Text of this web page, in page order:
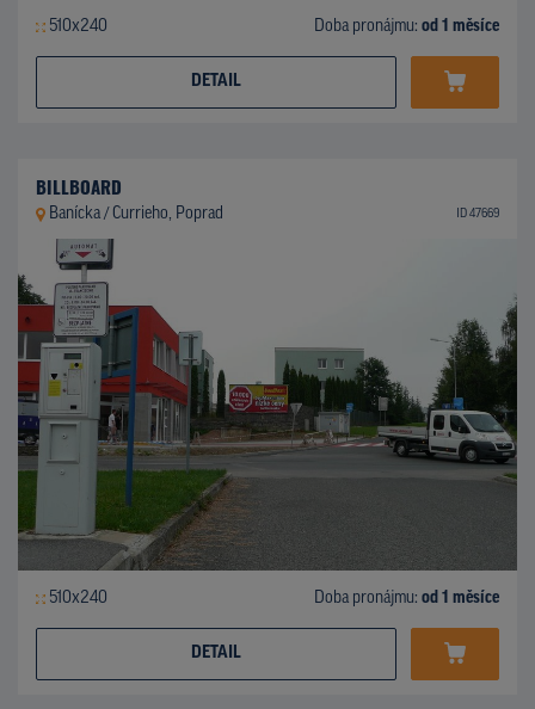
510x240 Doba pronájmu: od 1 měsíce
DETAIL
BILLBOARD
Banícka / Currieho, Poprad ID 47669
510x240 Doba pronájmu: od 1 měsíce
DETAIL